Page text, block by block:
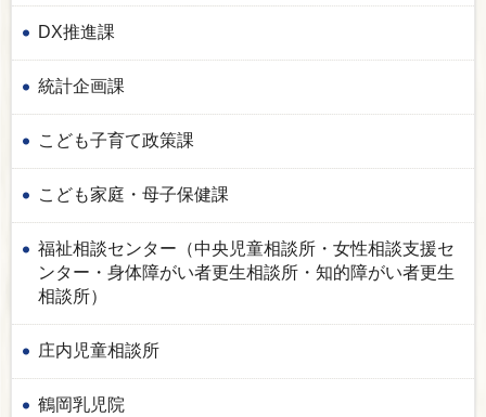
DX推進課
統計企画課
こども子育て政策課
こども家庭・母子保健課
福祉相談センター（中央児童相談所・女性相談支援セ
ンター・身体障がい者更生相談所・知的障がい者更生
相談所）
庄内児童相談所
鶴岡乳児院